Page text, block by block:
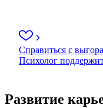
Справиться с
Психолог
Развитие